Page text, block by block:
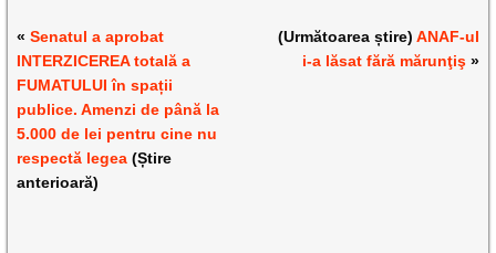
«Senatul a aprobat
INTERZICEREA totală a
FUMATULUI în spații
publice. Amenzi de până la
5.000 de lei pentru cine nu
respectă legea (Știre
anterioară)
(Următoarea știre) ANAF-ul
i-a lăsat fără mărunţiş»